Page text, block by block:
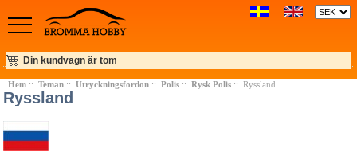
Din kundvagn är tom
Hem:: Teman:: Utryckningsfordon:: Polis:: Rysk Polis:: Ryssland
Ryssland